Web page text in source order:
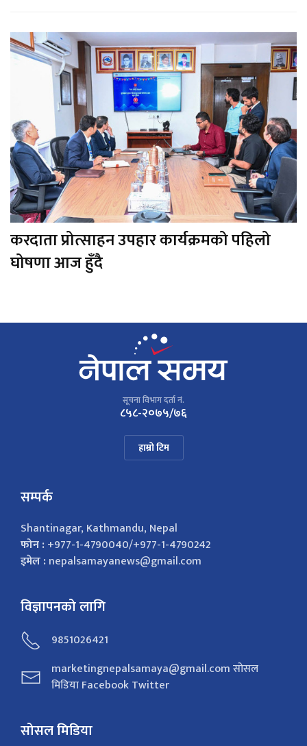
करदाता प्रोत्साहन उपहार कार्यक्रमको पहिलो
घोषणा आज हुँदै
सूचना विभाग दर्ता नं.
८५८-२०७५/७६
हाम्रो टिम
सम्पर्क
Shantinagar, Kathmandu, Nepal
फोन :+977-1-4790040/+977-1-4790242
इमेल :nepalsamayanews@gmail.com
विज्ञापनको लागि
9851026421
marketingnepalsamaya@gmail.com सोसल
मिडिया Facebook Twitter
सोसल मिडिया